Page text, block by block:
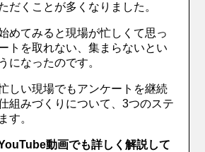
だくことが多くなりました。
めてみると現場が忙しくて思っ
トを取れない、集まらないとい
になったのです。
しい現場でもアンケートを継続
組みづくりについて、3つのステ
す。
動画でも詳しく解説して